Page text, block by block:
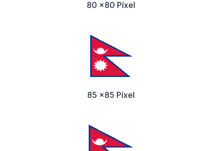
80 x80 Píxel
85 x85 Píxel